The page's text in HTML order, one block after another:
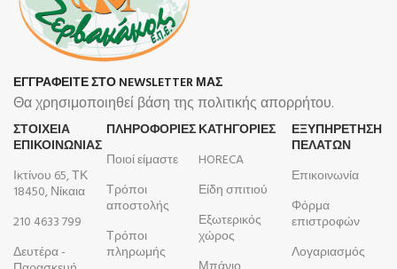
ΕΓΓΡΑΦΕΙΤΕ ΣΤΟ NEWSLETTER ΜΑΣ
Θα χρησιμοποιηθεί βάση της πολιτικής απορρήτου.
ΣΤΟΙΧΕΙΑ
ΕΠΙΚΟΙΝΩΝΙΑΣ
Ικτίνου 65, ΤΚ
18450, Νίκαια
210 4633 799
Δευτέρα -
ΠΛΗΡΟΦΟΡΊΕΣ
Ποιοί είμαστε
Τρόποι
αποστολής
Τρόποι
πληρωμής
ΚΑΤΗΓΟΡΙΕΣ
HORECA
Είδη σπιτιού
Εξωτερικός
χώρος
ΕΞΥΠΗΡΕΤΗΣΗ
ΠΕΛΑΤΩΝ
Επικοινωνία
Φόρμα
επιστροφών
Λογαριασμός